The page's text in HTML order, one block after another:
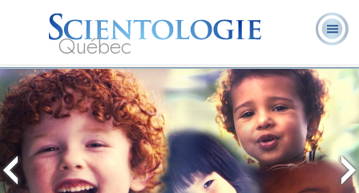
Québec
À
notre
sujet
L. Ron Hubbard
Qu’est-ce que la
Scientologie ?
Ministres
volontaires
Foire aux
questions
Livres